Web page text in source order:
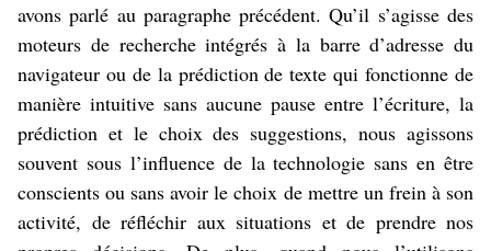
avons parlé au paragraphe précédent. Qu’il s’agisse des
moteurs de recherche intégrés à la barre d’adresse du
navigateur ou de la prédiction de texte qui fonctionne de
manière intuitive sans aucune pause entre l’écriture, la
prédiction et le choix des suggestions, nous agissons
souvent sous l’influence de la technologie sans en être
conscients ou sans avoir le choix de mettre un frein à son
activité, de réfléchir aux situations et de prendre nos